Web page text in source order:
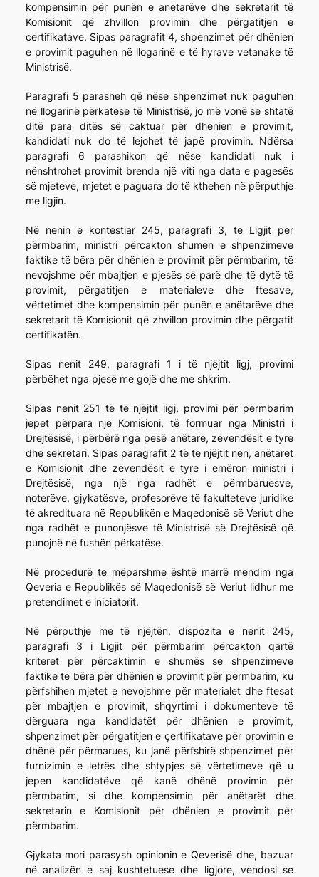
kompensimin për punën e anëtarëve dhe sekretarit të
Komisionit që zhvillon provimin dhe përgatitjen e
certifikatave. Sipas paragrafit 4, shpenzimet për dhënien
e provimit paguhen në llogarinë e të hyrave vetanake të
Ministrisë.
Paragrafi 5 parasheh që nëse shpenzimet nuk paguhen
në llogarinë përkatëse të Ministrisë, jo më vonë se shtatë
ditë para ditës së caktuar për dhënien e provimit,
kandidati nuk do të lejohet të japë provimin. Ndërsa
paragrafi 6 parashikon që nëse kandidati nuk i
nënshtrohet provimit brenda një viti nga data e pagesës
së mjeteve, mjetet e paguara do të kthehen në përputhje
me ligjin.
Në nenin e kontestiar 245, paragrafi 3, të Ligjit për
përmbarim, ministri përcakton shumën e shpenzimeve
faktike të bëra për dhënien e provimit për përmbarim, të
nevojshme për mbajtjen e pjesës së parë dhe të dytë të
provimit, përgatitjen e materialeve dhe ftesave,
vërtetimet dhe kompensimin për punën e anëtarëve dhe
sekretarit të Komisionit që zhvillon provimin dhe përgatit
certifikatën.
Sipas nenit 249, paragrafi 1 i të njëjtit ligj, provimi
përbëhet nga pjesë me gojë dhe me shkrim.
Sipas nenit 251 të të njëjtit ligj, provimi për përmbarim
jepet përpara një Komisioni, të formuar nga Ministri i
Drejtësisë, i përbërë nga pesë anëtarë, zëvendësit e tyre
dhe sekretari. Sipas paragrafit 2 të të njëjtit nen, anëtarët
e Komisionit dhe zëvendësit e tyre i emëron ministri i
Drejtësisë, nga një nga radhët e përmbaruesve,
noterëve, gjykatësve, profesorëve të fakulteteve juridike
të akredituara në Republikën e Maqedonisë së Veriut dhe
nga radhët e punonjësve të Ministrisë së Drejtësisë që
punojnë në fushën përkatëse.
Në procedurë të mëparshme është marrë mendim nga
Qeveria e Republikës së Maqedonisë së Veriut lidhur me
pretendimet e iniciatorit.
Në përputhje me të njëjtën, dispozita e nenit 245,
paragrafi 3 i Ligjit për përmbarim përcakton qartë
kriteret për përcaktimin e shumës së shpenzimeve
faktike të bëra për dhënien e provimit për përmbarim, ku
përfshihen mjetet e nevojshme për materialet dhe ftesat
për mbajtjen e provimit, shqyrtimi i dokumenteve të
dërguara nga kandidatët për dhënien e provimit,
shpenzimet për përgatitjen e çertifikatave për provimin e
dhënë për përmarues, ku janë përfshirë shpenzimet për
furnizimin e letrës dhe shtypjes së vërtetimeve që u
jepen kandidatëve që kanë dhënë provimin për
përmbarim, si dhe kompensimin për anëtarët dhe
sekretarin e Komisionit për dhënien e provimit për
përmbarim.
Gjykata mori parasysh opinionin e Qeverisë dhe, bazuar
në analizën e saj kushtetuese dhe ligjore, vendosi se